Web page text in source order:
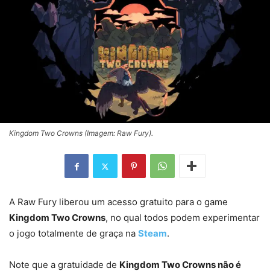
Kingdom Two Crowns (Imagem: Raw Fury).
A Raw Fury liberou um acesso gratuito para o game
Kingdom Two Crowns, no qual todos podem experimentar
o jogo totalmente de graça na Steam.
Note que a gratuidade de Kingdom Two Crowns não é